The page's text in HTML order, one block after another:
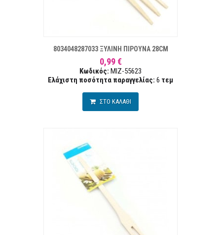
8034048287033 ΞΥΛΙΝΗ ΠΙΡΟΥΝΑ 28CM
0,99 €
Κωδικός: MIZ-55623
Ελάχιστη ποσότητα παραγγελίας: 6 τεμ
ΣΤΟ ΚΑΛΑΘΙ